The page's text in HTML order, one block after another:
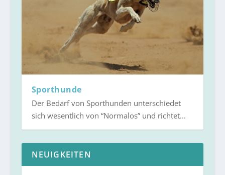
Sporthunde
Der Bedarf von Sporthunden unterschiedet
sich wesentlich von “Normalos” und richtet...
NEUIGKEITEN